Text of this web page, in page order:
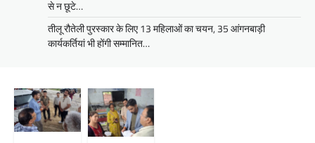
से न छूटे…
तीलू रौतेली पुरस्कार के लिए 13 महिलाओं का चयन, 35 आंगनबाड़ी
कार्यकर्तियां भी होंगी सम्मानित…